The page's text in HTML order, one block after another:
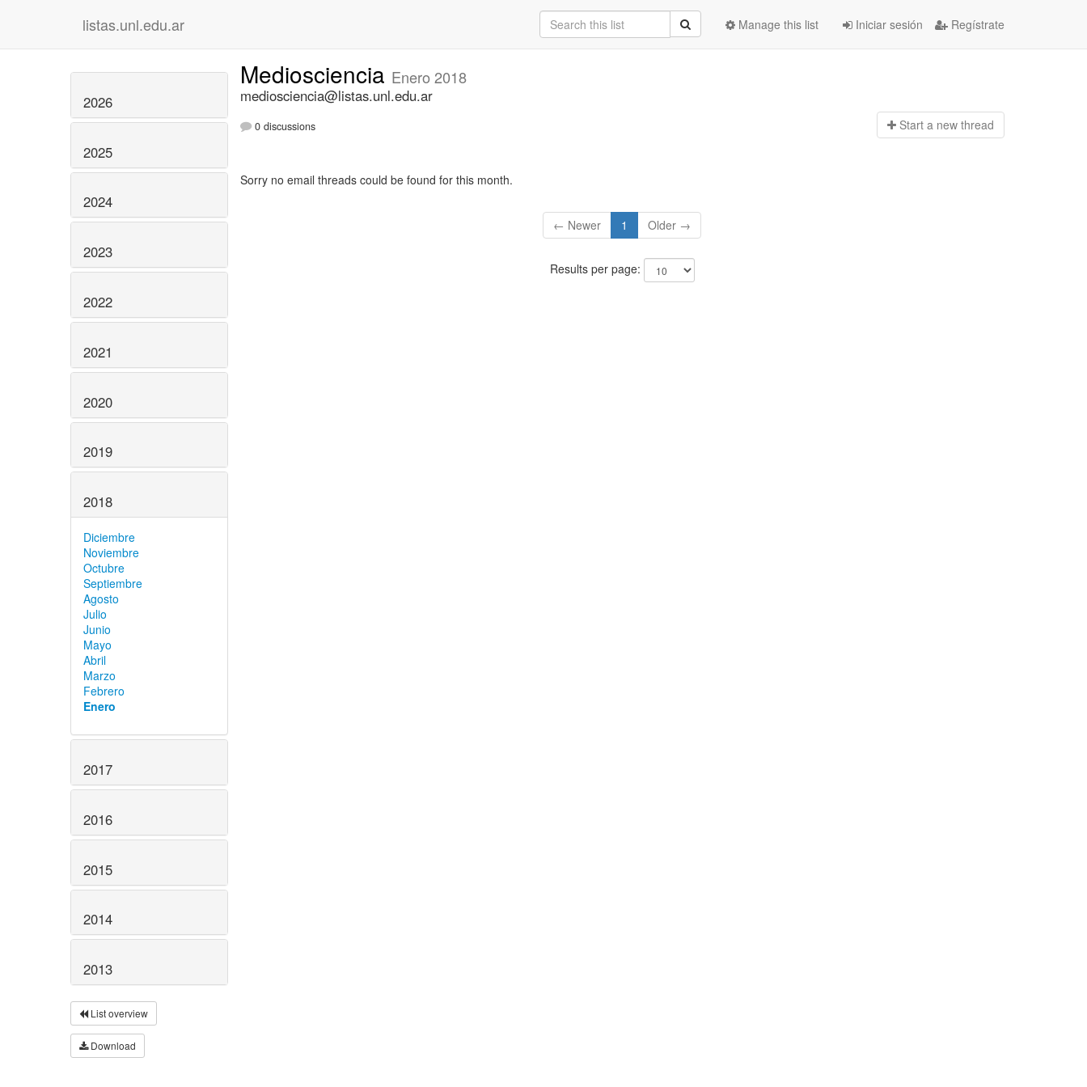
listas.unl.edu.ar Iniciar sesión Regístrate
Manage this list
2026
2025
2024
2023
2022
2021
2020
2019
2018
Diciembre
Noviembre
Octubre
Septiembre
Agosto
Julio
Junio
Mayo
Abril
Marzo
Febrero
Enero
2017
2016
2015
2014
2013
List overview
Download
Mediosciencia Enero 2018
mediosciencia@listas.unl.edu.ar
0 discussions Start a new thread
Sorry no email threads could be found for this month.
← Newer 1 Older →
Results per page: